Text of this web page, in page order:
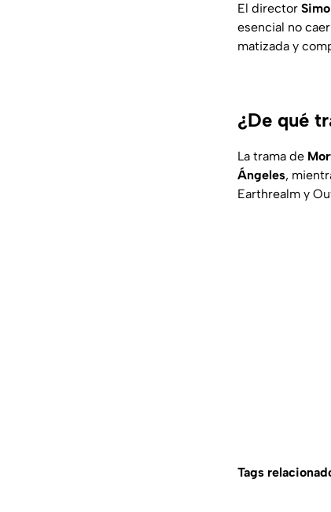
El director
esencial no
matizada y
¿De qué
La trama de
Ángeles,
Earthrealm y
Tags